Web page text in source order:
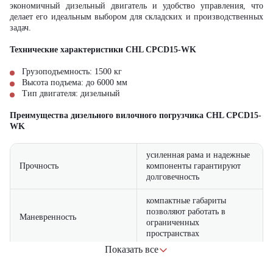
экономичный дизельный двигатель и удобство управления, что
делает его идеальным выбором для складских и производственных
задач.
Технические характеристики CHL CPCD15-WK
Грузоподъемность: 1500 кг
Высота подъема: до 6000 мм
Тип двигателя: дизельный
Преимущества дизельного вилочного погрузчика CHL CPCD15-
WK
Прочность
усиленная рама и надежные
компоненты гарантируют
долговечность
Маневренность
компактные габариты
позволяют работать в
ограниченных
пространствах
Показать все